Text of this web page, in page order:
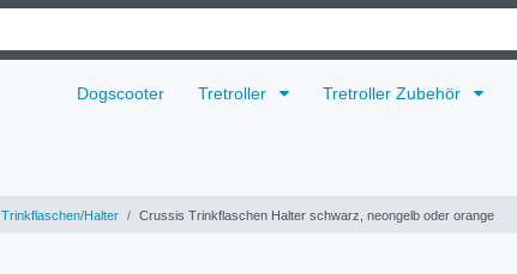
Dogscooter Tretroller Tretroller Zubehör
Trinkflaschen/Halter Crussis Trinkflaschen Halter schwarz, neongelb oder orange